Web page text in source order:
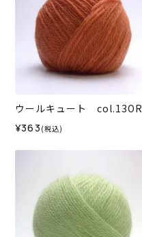
ウールキュート col.13OR
¥363 (税込)